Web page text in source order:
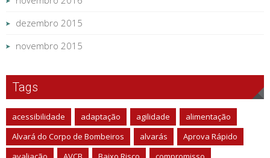
dezembro 2015
novembro 2015
Tags
acessibilidade adaptação agilidade
alimentação
Alvará do Corpo de Bombeiros
alvarás
Aprova Rápido